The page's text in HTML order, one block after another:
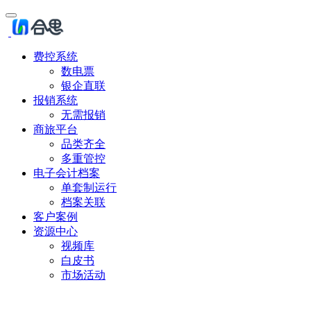
费控系统
数电票
银企直联
报销系统
无需报销
商旅平台
品类齐全
多重管控
电子会计档案
单套制运行
档案关联
客户案例
资源中心
视频库
白皮书
市场活动